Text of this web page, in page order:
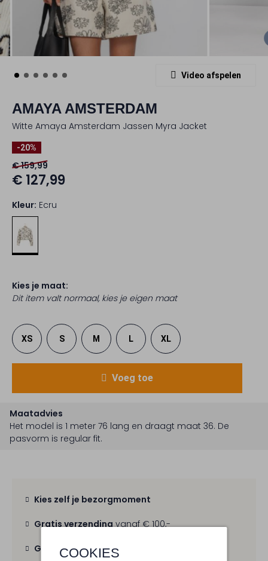
COOKIES
Video afspelen
AMAYA AMSTERDAM
Witte Amaya Amsterdam Jassen Myra Jacket
-20%
€ 159,99
€ 127,99
Kleur: Ecru
Kies je maat:
Dit item valt normaal, kies je eigen maat
XS S M L XL
Voeg toe
Maatadvies
Het model is 1 meter 76 lang en draagt maat 36. De
pasvorm is regular fit.
Kies zelf je bezorgmoment
Gratis verzendingvanaf € 100,-
Gratis retourbinnen 30 dagen